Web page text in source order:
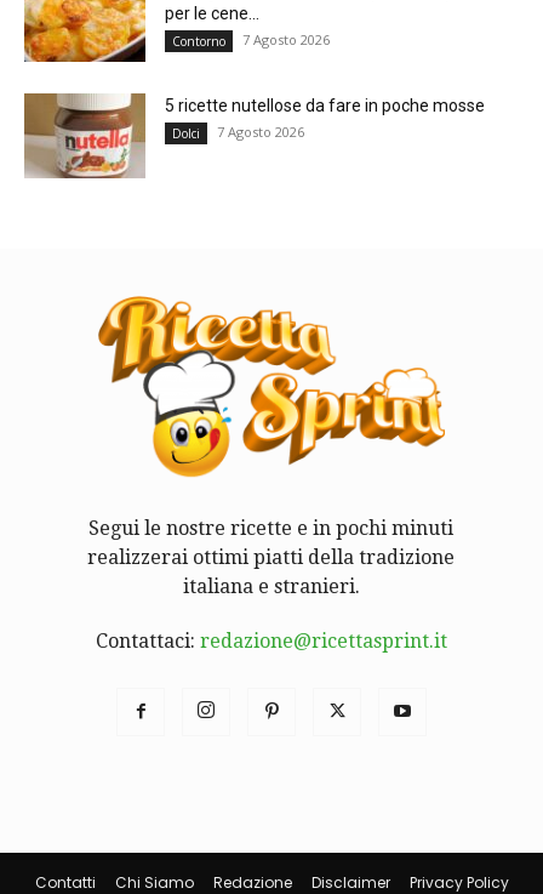
per le cene...
Contorno 7 Agosto 2026
5 ricette nutellose da fare in poche mosse
Dolci 7 Agosto 2026
Segui le nostre ricette e in pochi minuti
realizzerai ottimi piatti della tradizione
italiana e stranieri.
Contattaci: redazione@ricettasprint.it
Contatti Chi Siamo Redazione Disclaimer Privacy Policy